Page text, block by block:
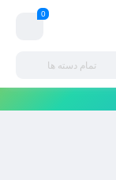
0
تمام دسته ها